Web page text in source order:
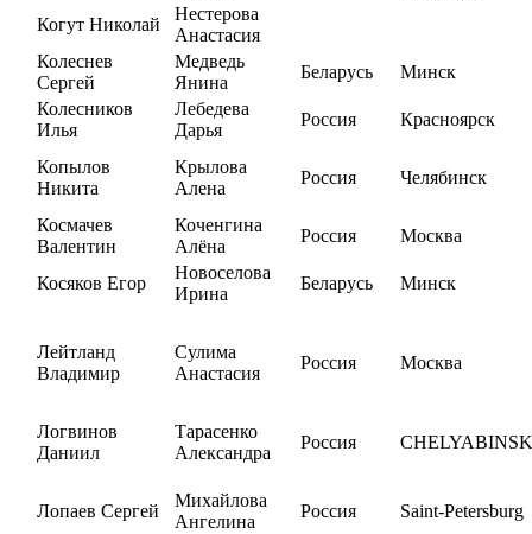
Когут Николай
Нестерова
Анастасия
Колеснев
Сергей
Медведь
Янина
Беларусь
Минск
Колесников
Илья
Лебедева
Дарья
Россия Красноярск
Копылов
Никита
Крылова
Алена
Россия Челябинск
Космачев
Валентин
Коченгина
Алёна
Россия Москва
Косяков Егор
Новоселова
Ирина
Беларусь Минск
Лейтланд
Владимир
Сулима
Анастасия
Россия Москва
Логвинов
Даниил
Тарасенко
Александра
Россия CHELYABINSK
Лопаев Сергей
Михайлова
Ангелина
Россия Saint-Petersburg